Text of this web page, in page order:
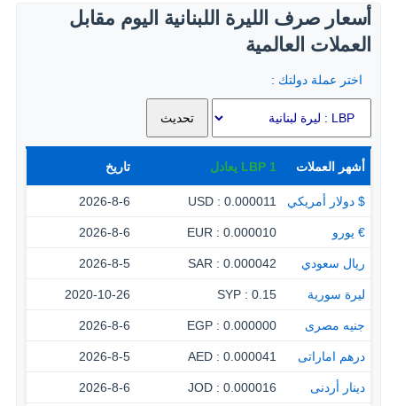
أسعار صرف الليرة اللبنانية اليوم مقابل
العملات العالمية
اختر عملة دولتك :
أشهر العملات 1
LBP يعادل تاريخ
$ دولار أمريكي 0.000011 : USD
2026-8-6
€ يورو 0.000010 : EUR
2026-8-6
ريال سعودي 0.000042 : SAR
2026-8-5
ليرة سورية 0.15 : SYP
2020-10-26
جنيه مصرى 0.000000 : EGP
2026-8-6
درهم اماراتى 0.000041 : AED
2026-8-5
دينار أردنى 0.000016 : JOD
2026-8-6